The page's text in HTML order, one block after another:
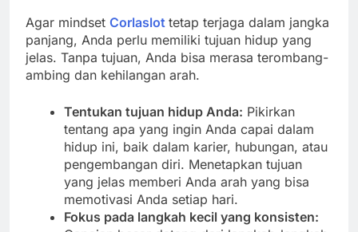
Agar mindset Corlaslot tetap terjaga dalam jangka
panjang, Anda perlu memiliki tujuan hidup yang
jelas. Tanpa tujuan, Anda bisa merasa terombang-
ambing dan kehilangan arah.
Tentukan tujuan hidup Anda: Pikirkan
tentang apa yang ingin Anda capai dalam
hidup ini, baik dalam karier, hubungan, atau
pengembangan diri. Menetapkan tujuan
yang jelas memberi Anda arah yang bisa
memotivasi Anda setiap hari.
Fokus pada langkah kecil yang konsisten: